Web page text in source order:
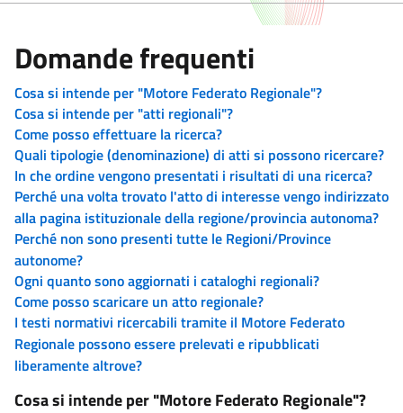
Domande frequenti
Cosa si intende per "Motore Federato Regionale"?
Cosa si intende per "atti regionali"?
Come posso effettuare la ricerca?
Quali tipologie (denominazione) di atti si possono ricercare?
In che ordine vengono presentati i risultati di una ricerca?
Perché una volta trovato l'atto di interesse vengo indirizzato
alla pagina istituzionale della regione/provincia autonoma?
Perché non sono presenti tutte le Regioni/Province
autonome?
Ogni quanto sono aggiornati i cataloghi regionali?
Come posso scaricare un atto regionale?
I testi normativi ricercabili tramite il Motore Federato
Regionale possono essere prelevati e ripubblicati
liberamente altrove?
Cosa si intende per "Motore Federato Regionale"?